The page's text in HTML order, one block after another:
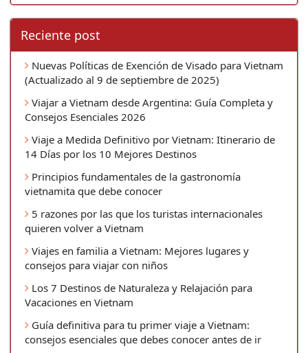
Reciente post
Nuevas Políticas de Exención de Visado para Vietnam
(Actualizado al 9 de septiembre de 2025)
Viajar a Vietnam desde Argentina: Guía Completa y
Consejos Esenciales 2026
Viaje a Medida Definitivo por Vietnam: Itinerario de
14 Días por los 10 Mejores Destinos
Principios fundamentales de la gastronomía
vietnamita que debe conocer
5 razones por las que los turistas internacionales
quieren volver a Vietnam
Viajes en familia a Vietnam: Mejores lugares y
consejos para viajar con niños
Los 7 Destinos de Naturaleza y Relajación para
Vacaciones en Vietnam
Guía definitiva para tu primer viaje a Vietnam:
consejos esenciales que debes conocer antes de ir